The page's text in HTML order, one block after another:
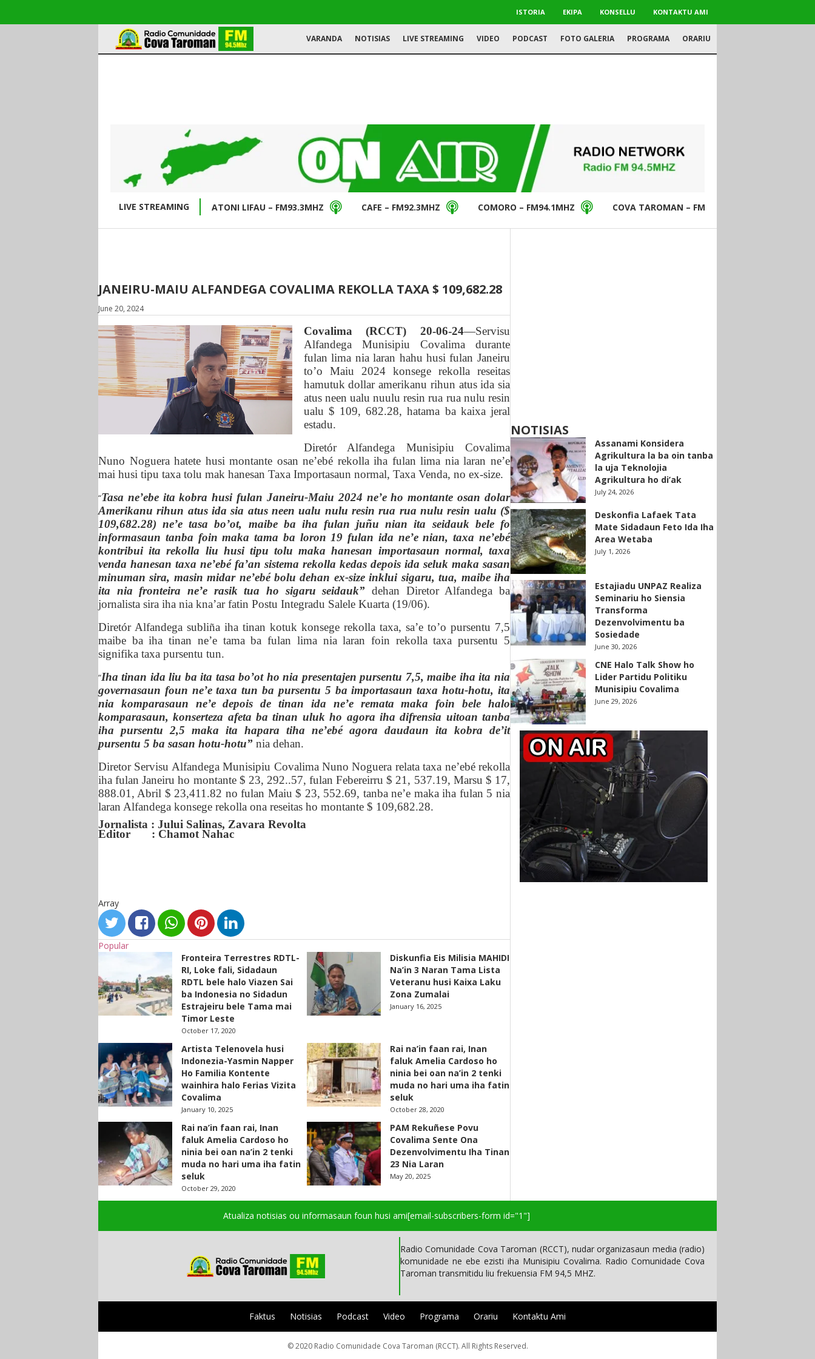
ISTORIA EKIPA KONSELLU KONTAKTU AMI
VARANDA NOTISIAS LIVE STREAMING VIDEO PODCAST FOTO GALERIA PROGRAMA ORARIU
LIVE STREAMING ATONI LIFAU – FM93.3MHZ CAFE – FM92.3MHZ COMORO – FM94.1MHZ COVA TAROMAN – FM94.5MHZ
JANEIRU-MAIU ALFANDEGA COVALIMA REKOLLA TAXA $ 109,682.28
June 20, 2024
Covalima (RCCT) 20-06-24—Servisu
Alfandega Munisipiu Covalima durante
fulan lima nia laran hahu husi fulan Janeiru
to’o Maiu 2024 konsege rekolla reseitas
hamutukdollar amerikanu rihun atus ida sia
atus neen ualu nuulu resin rua rua nulu resin
ualu $ 109, 682.28, hatama ba kaixa jeral
estadu.
Diretór Alfandega Munisipiu Covalima
Nuno Noguera hatete husi montante osan ne’ebé rekolla iha fulan lima nia laran ne’e
mai husi tipu taxa tolu mak hanesan Taxa Importasaun normal, Taxa Venda, no ex-size.
“Tasa ne’ebe ita kobra husi fulan Janeiru-Maiu 2024 ne’e ho montante osan dolar
Amerikanurihun atus ida sia atus neen ualu nulu resin rua rua nulu resin ualu ($
109,682.28) ne’e tasa bo’ot, maibe ba iha fulan juñu nian ita seidauk bele fo
informasaun tanba foin maka tama ba loron 19 fulan ida ne’e nian, taxa ne’ebé
kontribui ita rekolla liu husi tipu tolu maka hanesan importasaun normal, taxa
venda hanesan taxa ne’ebé fa’an sistema rekolla kedas depois ida seluk maka sasan
minuman sira, masin midar ne’ebé bolu dehan ex-size inklui sigaru, tua, maibe iha
ita nia fronteira ne’e rasik tua ho sigaru seidauk” dehan Diretor Alfandega ba
jornalista sira iha nia kna’ar fatin Postu Integradu Salele Kuarta (19/06).
DiretórAlfandega subliña iha tinan kotuk konsege rekolla taxa, sa’e to’o pursentu 7,5
maibe ba iha tinan ne’e tama ba fulan lima nia laran foin rekolla taxa pursentu 5
signifika taxa pursentu tun.
“Iha tinan ida liu ba ita tasa bo’ot ho nia presentajen pursentu 7,5, maibe iha ita nia
governasaun foun ne’e taxa tun ba pursentu 5 ba importasaun taxa hotu-hotu, ita
nia komparasaun ne’e depois de tinan ida ne’e remata maka foin bele halo
komparasaun, konserteza afeta ba tinan uluk ho agora iha difrensia uitoan tanba
iha pursentu 2,5 maka ita hapara tiha ne’ebé agora daudaun ita kobra de’it
pursentu 5 ba sasan hotu-hotu” nia dehan.
Diretor Servisu Alfandega Munisipiu Covalima Nuno Noguera relata taxa ne’ebé rekolla
iha fulan Janeiru ho montante $ 23, 292..57, fulan Febereirru $ 21, 537.19, Marsu $ 17,
888.01, Abril $ 23,411.82 no fulan Maiu $ 23, 552.69, tanba ne’e maka iha fulan 5 nia
laran Alfandega konsege rekolla ona reseitas ho montante $ 109,682.28.
Jornalista : Jului Salinas, Zavara Revolta
Editor : Chamot Nahac
Array
Popular
Fronteira Terrestres RDTL-
RI, Loke fali, Sidadaun
RDTL bele halo Viazen Sai
ba Indonesia no Sidadun
Estrajeiru bele Tama mai
Timor Leste
October 17, 2020
Diskunfia Eis Milisia MAHIDI
Na’in 3 Naran Tama Lista
Veteranu husi Kaixa Laku
Zona Zumalai
January 16, 2025
Artista Telenovela husi
Indonezia-Yasmin Napper
Ho Familia Kontente
wainhira halo Ferias Vizita
Covalima
January 10, 2025
Rai na’in faan rai, Inan
faluk Amelia Cardoso ho
ninia bei oan na’in 2 tenki
muda no hari uma iha fatin
seluk
October 28, 2020
Rai na’in faan rai, Inan
faluk Amelia Cardoso ho
ninia bei oan na’in 2 tenki
muda no hari uma iha fatin
seluk
October 29, 2020
PAM Rekuñese Povu
Covalima Sente Ona
Dezenvolvimentu Iha Tinan
23 Nia Laran
May 20, 2025
NOTISIAS
Assanami Konsidera
Agrikultura la ba oin tanba
la uja Teknolojia
Agrikultura ho di’ak
July 24, 2026
Deskonfia Lafaek Tata
Mate Sidadaun Feto Ida Iha
Area Wetaba
July 1, 2026
Estajiadu UNPAZ Realiza
Seminariu ho Siensia
Transforma
Dezenvolvimentu ba
Sosiedade
June 30, 2026
CNE Halo Talk Show ho
Lider Partidu Politiku
Munisipiu Covalima
June 29, 2026
Atualiza notisias ou informasaun foun husi ami[email-subscribers-form id="1"]
Radio Comunidade Cova Taroman (RCCT), nudar organizasaun media (radio)
komunidade ne ebe ezisti iha Munisipiu Covalima. Radio Comunidade Cova
Taroman transmitidu liu frekuensia FM 94,5 MHZ.
Faktus Notisias Podcast Video Programa Orariu Kontaktu Ami
© 2020 Radio Comunidade Cova Taroman (RCCT). All Rights Reserved.